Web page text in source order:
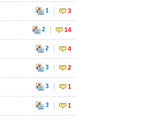
1 3
2 14
2 4
3 2
3 1
3 1